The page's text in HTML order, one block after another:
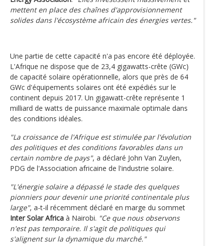
mettent en place des chaînes d'approvisionnement
solides dans l'écosystème africain des énergies vertes."
Une partie de cette capacité n'a pas encore été déployée.
L'Afrique ne dispose que de 23,4 gigawatts-crête (GWc)
de capacité solaire opérationnelle, alors que près de 64
GWc d'équipements solaires ont été expédiés sur le
continent depuis 2017. Un gigawatt-crête représente 1
milliard de watts de puissance maximale optimale dans
des conditions idéales.
"La croissance de l'Afrique est stimulée par l'évolution
des politiques et des conditions favorables dans un
certain nombre de pays", a déclaré John Van Zuylen,
PDG de l'Association africaine de l'industrie solaire.
"L'énergie solaire a dépassé le stade des quelques
pionniers pour devenir une priorité continentale plus
large", a-t-il récemment déclaré en marge du sommet
Inter Solar Africa à Nairobi. "Ce que nous observons
n'est pas temporaire. Il s'agit de politiques qui
s'alignent sur la dynamique du marché."